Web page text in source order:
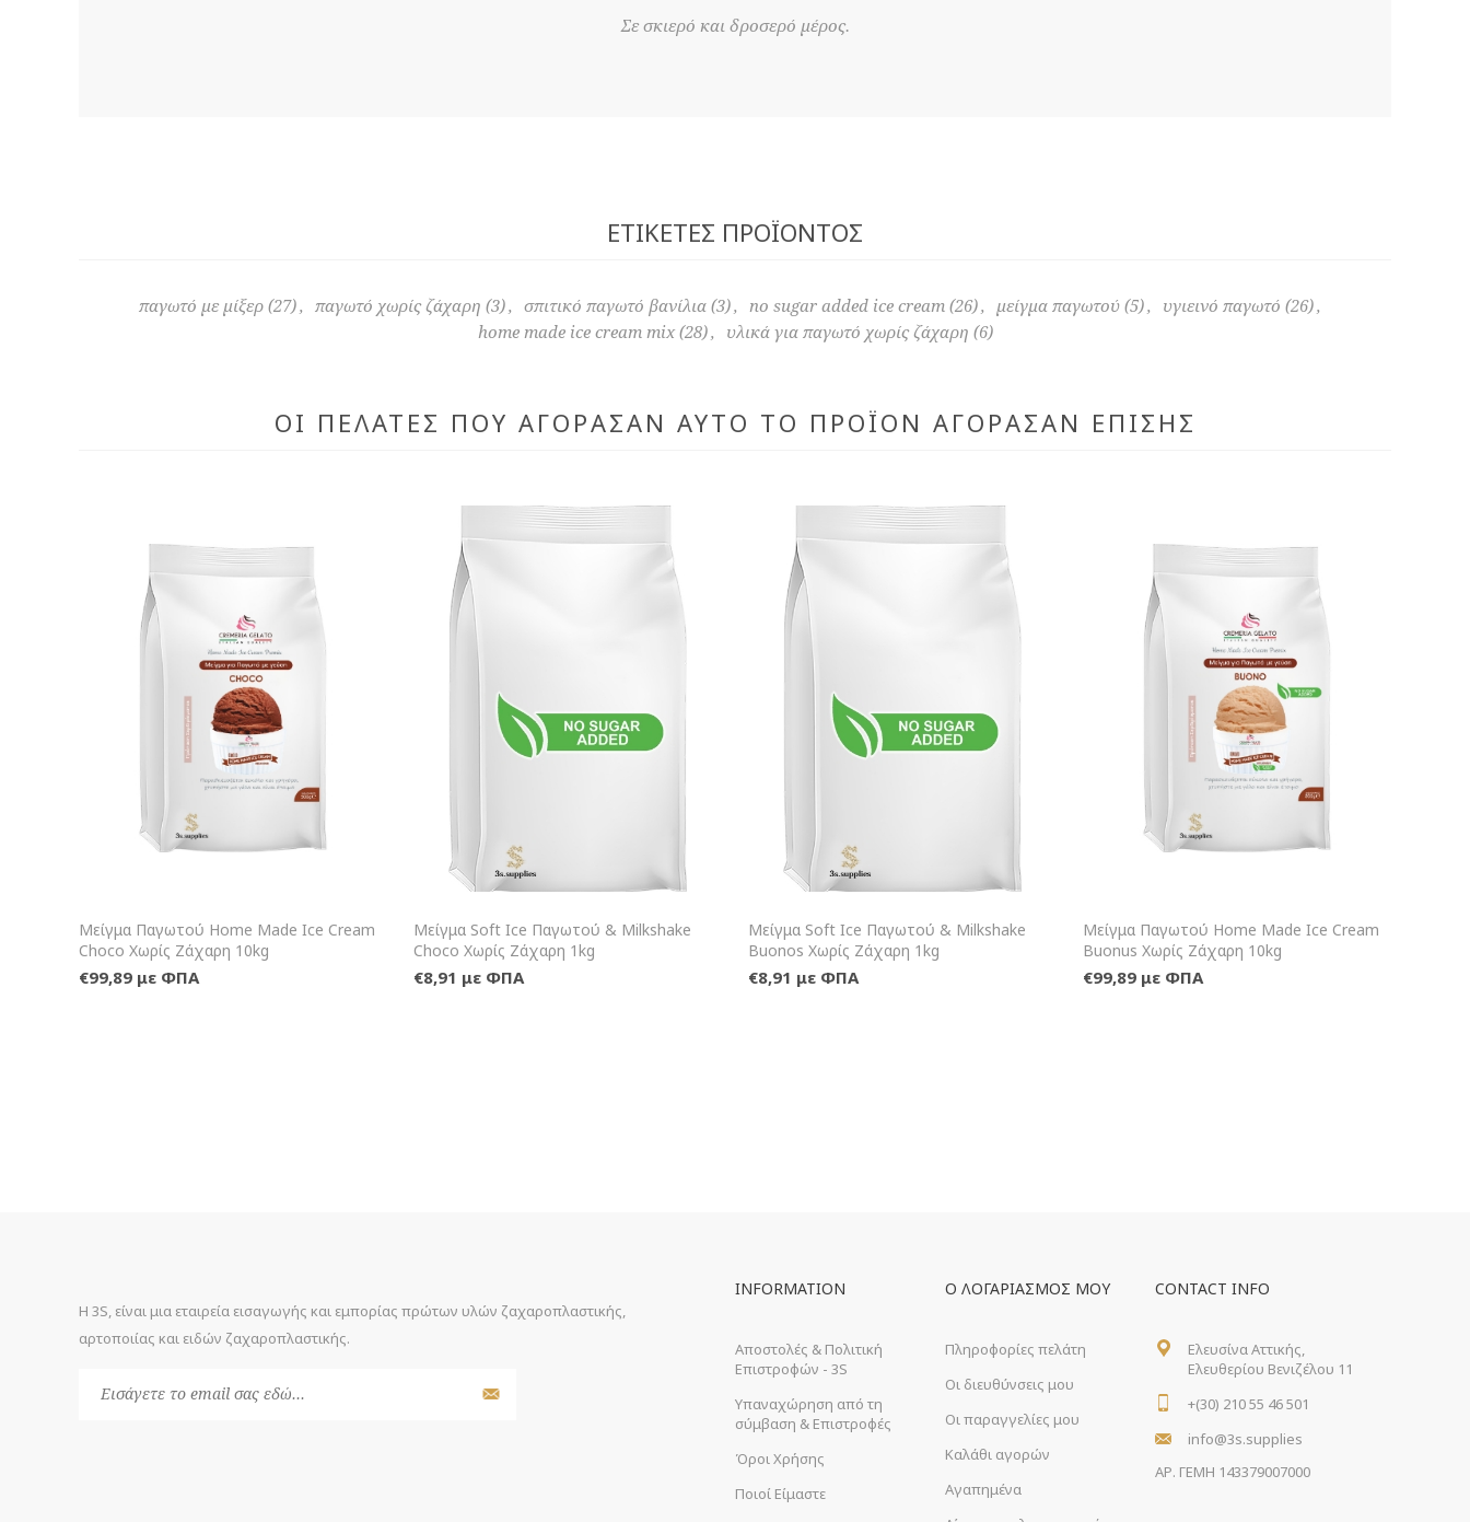
Σε σκιερό και δροσερό μέρος.
ΕΤΙΚΈΤΕΣ ΠΡΟΪΌΝΤΟΣ
παγωτό με μίξερ (27), παγωτό χωρίς ζάχαρη (3), σπιτικό παγωτό βανίλια (3), no sugar added ice cream (26), μείγμα παγωτού (5), υγιεινό παγωτό (26),
home made ice cream mix (28), υλικά για παγωτό χωρίς ζάχαρη (6)
ΟΙ ΠΕΛΆΤΕΣ ΠΟΥ ΑΓΌΡΑΣΑΝ ΑΥΤΌ ΤΟ ΠΡΟΪΌΝ ΑΓΌΡΑΣΑΝ ΕΠΊΣΗΣ
+Καλάθι
Μείγμα Παγωτού Home Made Ice Cream
Choco Χωρίς Ζάχαρη 10kg
€99,89 με ΦΠΑ
+Καλάθι
Μείγμα Soft Ice Παγωτού & Milkshake
Choco Χωρίς Ζάχαρη 1kg
€8,91 με ΦΠΑ
+Καλάθι
Μείγμα Soft Ice Παγωτού & Milkshake
Buonos Χωρίς Ζάχαρη 1kg
€8,91 με ΦΠΑ
+Καλάθι
Μείγμα Παγωτού Home Made Ice Cream
Buonus Χωρίς Ζάχαρη 10kg
€99,89 με ΦΠΑ
Η 3S, είναι μια εταιρεία εισαγωγής και εμπορίας πρώτων υλών ζαχαροπλαστικής,
αρτοποιίας και ειδών ζαχαροπλαστικής.
INFORMATION
Αποστολές & Πολιτική
Επιστροφών - 3S
Υπαναχώρηση από τη
σύμβαση & Επιστροφές
Όροι Χρήσης
Ποιοί Είμαστε
Ο ΛΟΓΑΡΙΑΣΜΌΣ ΜΟΥ
Πληροφορίες πελάτη
Οι διευθύνσεις μου
Οι παραγγελίες μου
Καλάθι αγορών
Αγαπημένα
CONTACT INFO
Ελευσίνα Αττικής,
Ελευθερίου Βενιζέλου 11
+(30) 210 55 46 501
info@3s.supplies
ΑΡ. ΓΕΜΗ 143379007000